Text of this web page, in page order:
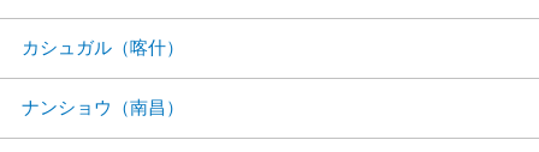
カシュガル（喀什）
ナンショウ（南昌）